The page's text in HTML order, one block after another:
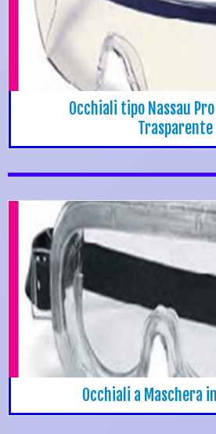
Occhiali tipo Nassau
Trasparente
Occhiali a Maschera